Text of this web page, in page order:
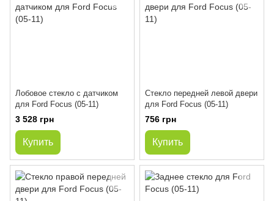
Лобовое стекло с датчиком
для Ford Focus (05-11)
3 528 грн
Купить
Стекло передней левой двери
для Ford Focus (05-11)
756 грн
Купить